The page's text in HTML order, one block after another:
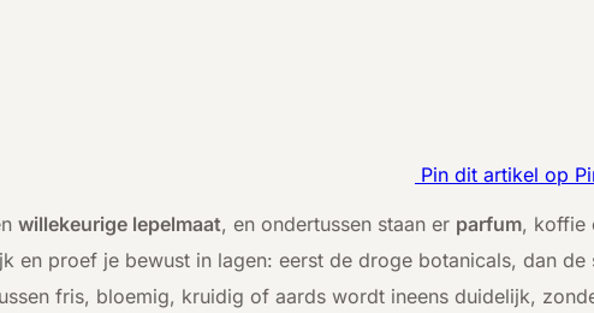
Pin dit artikel op
willekeurige lepelmaat, en ondertussen staan er parfum, koffie
en proef je bewust in lagen: eerst de droge botanicals, dan
fris, bloemig, kruidig of aards wordt ineens duidelijk,